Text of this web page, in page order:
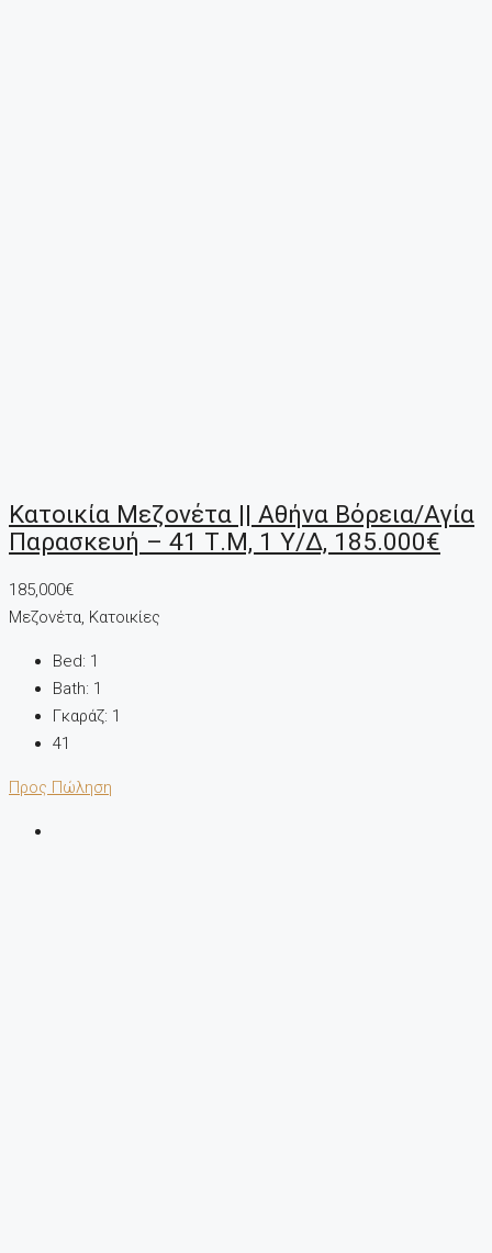
Κατοικία Μεζονέτα || Αθήνα Βόρεια/Αγία
Παρασκευή – 41 Τ.μ, 1 Υ/Δ, 185.000€
185,000€
Μεζονέτα, Κατοικίες
Bed: 1
Bath: 1
Γκαράζ: 1
41
Προς Πώληση